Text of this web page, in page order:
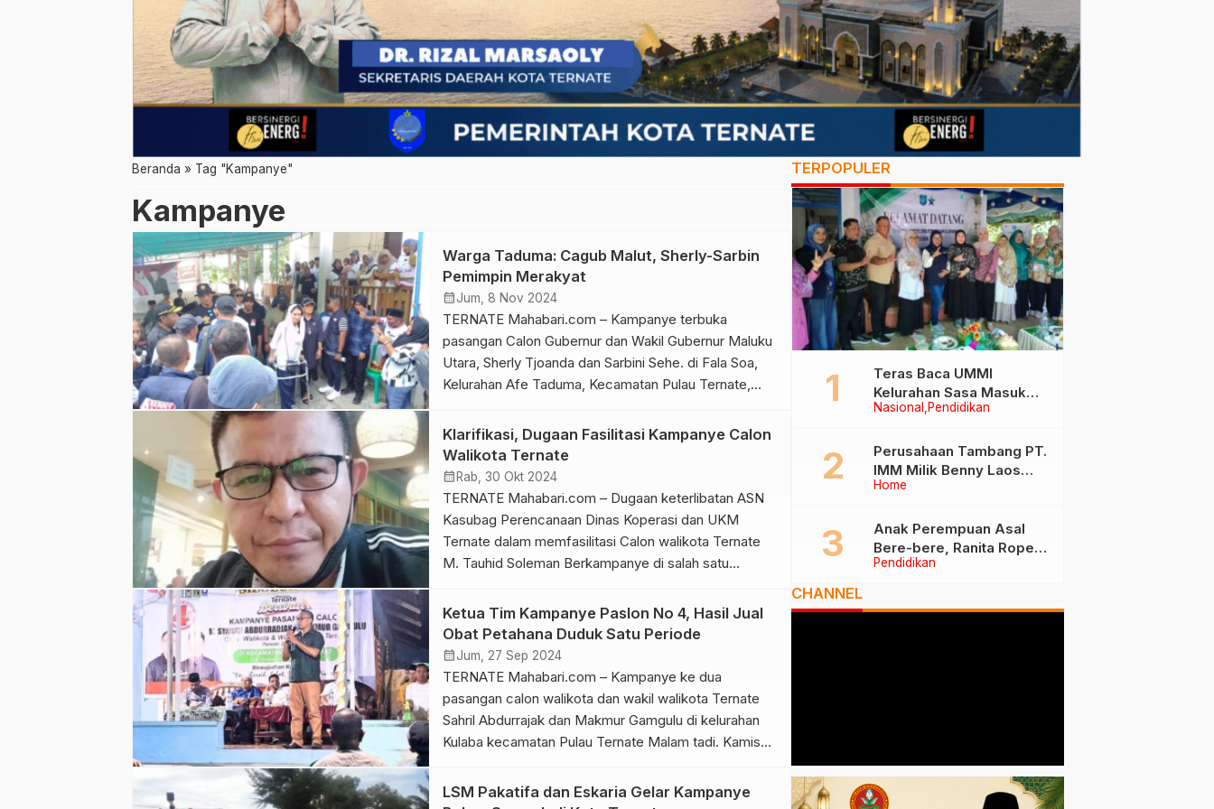
Beranda » Tag "Kampanye"
Kampanye
Warga Taduma: Cagub Malut, Sherly-Sarbin
Pemimpin Merakyat
calendar_monthJum, 8 Nov 2024
TERNATE Mahabari.com – Kampanye terbuka
pasangan Calon Gubernur dan Wakil Gubernur Maluku
Utara, Sherly Tjoanda dan Sarbini Sehe. di Fala Soa,
Kelurahan Afe Taduma, Kecamatan Pulau Ternate,
Ternate Alwia Husen Syah. Kehadiran Calon Gubernur
Sherly Tjoanda dan Sarbini Sehe di sambut dengan
tarian soya-soya. Selain itu juga ritual […]
Klarifikasi, Dugaan Fasilitasi Kampanye Calon
Walikota Ternate
calendar_month Rab, 30 Okt 2024
TERNATE Mahabari.com – Dugaan keterlibatan ASN
Kasubag Perencanaan Dinas Koperasi dan UKM
Ternate dalam memfasilitasi Calon walikota Ternate
M. Tauhid Soleman Berkampanye di salah satu
Pada Senin 28 Oktober 2024. Usia pemberitaan yang
melibatkan Jamaludin Yusup, Kasubag Perencanaan di
Dinas Koperasi dan UKM Kota Ternate. Dirinya
menanggapi […]
Ketua Tim Kampanye Paslon No 4, Hasil Jual
Obat Petahana Duduk Satu Periode
calendar_monthJum, 27 Sep 2024
TERNATE Mahabari.com – Kampanye ke dua
pasangan calon walikota dan wakil walikota Ternate
Sahril Abdurrajak dan Makmur Gamgulu di kelurahan
Kulaba kecamatan Pulau Ternate Malam tadi. Kamis
dalam orasi politiknya mengkritik abis kinerja walikota
LSM Pakatifa dan Eskaria Gelar Kampanye
TERPOPULER
Nasional Pendidikan
Teras Baca UMMI
Kelurahan Sasa Masuk
Tiga Besar Nasional, Tim
Ternate
Home
Perusahaan Tambang PT.
IMM Milik Benny Laos
Diduga Tak Miliki Izin HPH
Pendidikan
Anak Perempuan Asal
Bere-bere, Ranita Rope
Dikukuhkan Sebagai Guru
CHANNEL